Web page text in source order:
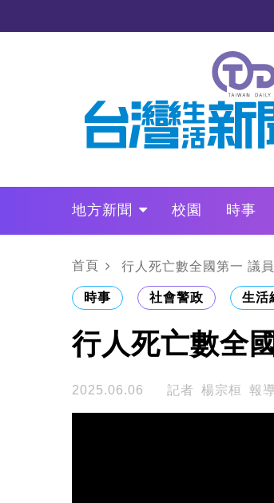
地方新聞 校園 時事
政治
財經 LO叩敲敲門
首頁 行人死亡數全國第一 議
時事 社會警政 生活
行人死亡數全
2025.06.06 記者 楊宗桓 報導